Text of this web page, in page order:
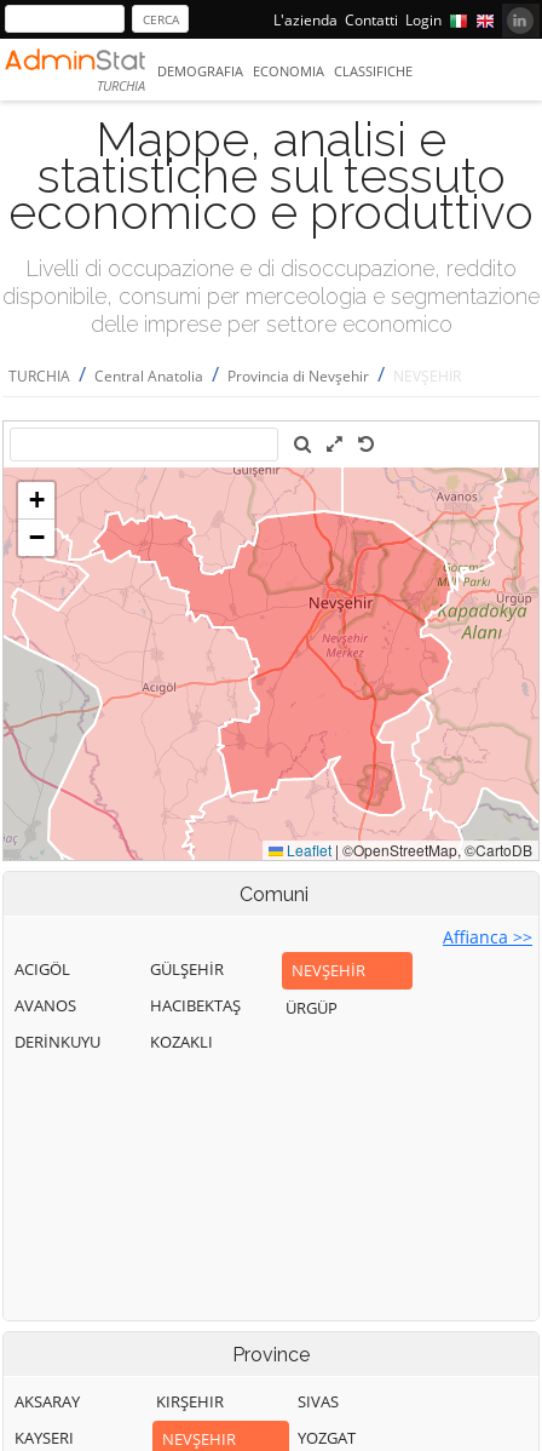
L'azienda Contatti Login
TURCHIA
DEMOGRAFIA ECONOMIA CLASSIFICHE
Mappe, analisi e
statistiche sul tessuto
economico e produttivo
Livelli di occupazione e di disoccupazione, reddito
disponibile, consumi per merceologia e segmentazione
delle imprese per settore economico
TURCHIA / Central Anatolia / Provincia di Nevşehir / NEVŞEHİR
Comuni
Affianca >>
ACIGÖL
AVANOS
DERİNKUYU
GÜLŞEHİR
HACIBEKTAŞ
KOZAKLI
NEVŞEHİR
ÜRGÜP
Province
AKSARAY
KAYSERI
KIRŞEHIR
NEVŞEHIR
SIVAS
YOZGAT